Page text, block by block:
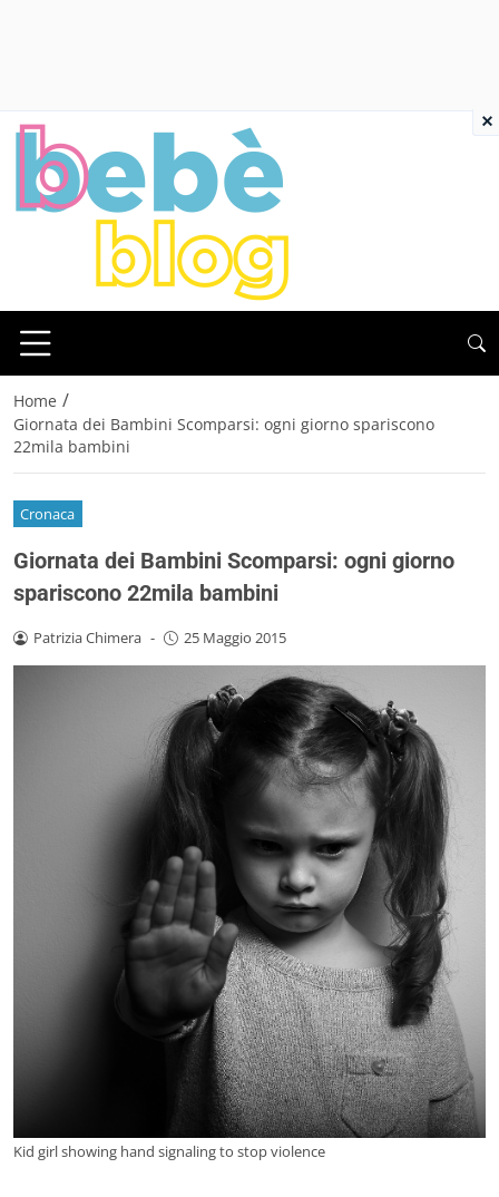
Home /
Giornata dei Bambini Scomparsi: ogni giorno spariscono
22mila bambini
Cronaca
Giornata dei Bambini Scomparsi: ogni giorno
spariscono 22mila bambini
Patrizia Chimera - 25 Maggio 2015
Kid girl showing hand signaling to stop violence
×